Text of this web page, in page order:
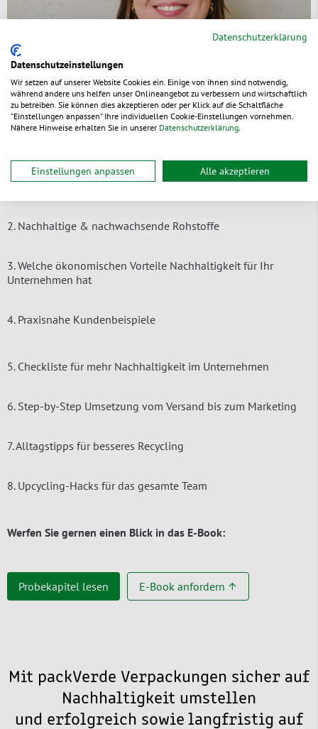
1. Wichtige Definitionen zur Nachhaltigkeit
2. Nachhaltige & nachwachsende Rohstoffe
3. Welche ökonomischen Vorteile Nachhaltigkeit für Ihr
Unternehmen hat
4. Praxisnahe Kundenbeispiele
5. Checkliste für mehr Nachhaltigkeit im Unternehmen
6. Step-by-Step Umsetzung vom Versand bis zum Marketing
7. Alltagstipps für besseres Recycling
8. Upcycling-Hacks für das gesamte Team
Werfen Sie gernen einen Blick in das E-Book:
Probekapitel lesen E-Book anfordern ↑
Mit packVerde Verpackungen sicher auf
Nachhaltigkeit umstellen
und erfolgreich sowie langfristig auf
Datenschutzerklärung
Datenschutzeinstellungen
Wir setzen auf unserer Website Cookies ein. Einige von ihnen sind notwendig,
während andere uns helfen unser Onlineangebot zu verbessern und wirtschaftlich
zu betreiben. Sie können dies akzeptieren oder per Klick auf die Schaltfläche
"Einstellungen anpassen" Ihre individuellen Cookie-Einstellungen vornehmen.
Nähere Hinweise erhalten Sie in unserer Datenschutzerklärung
Einstellungen anpassen Alle akzeptieren